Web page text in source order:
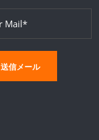
送信メール